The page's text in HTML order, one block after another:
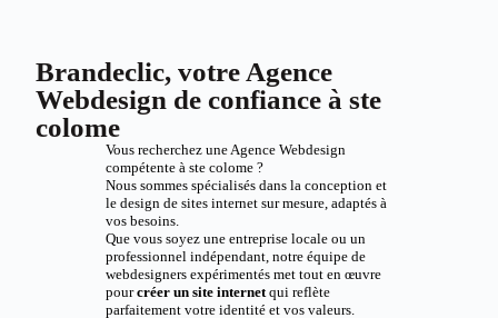
Brandeclic, votre Agence
Webdesign de confiance à ste
colome
Vous recherchez une Agence Webdesign
compétente à ste colome ?
Nous sommes spécialisés dans la conception et
le design de sites internet sur mesure, adaptés à
vos besoins.
Que vous soyez une entreprise locale ou un
professionnel indépendant, notre équipe de
webdesigners expérimentés met tout en œuvre
pourcréer un site internetqui reflète
parfaitement votre identité et vos valeurs.